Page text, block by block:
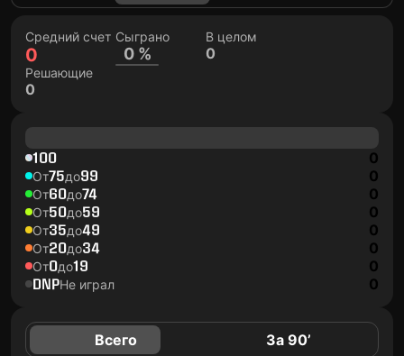
Средний счет
0
Сыграно
0 %
В целом
0
Решающие
0
100 0
От75до99 0
От60до74 0
От50до59 0
От35до49 0
От20до34 0
От0до19 0
DNPНе играл 0
Всего За 90’